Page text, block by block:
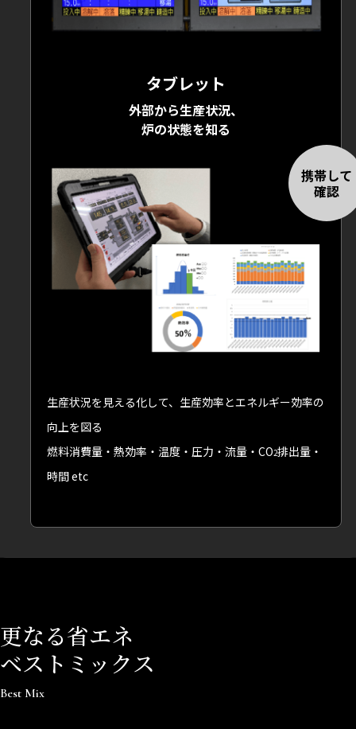
タブレット
外部から生産状況、
炉の状態を知る
携帯して
確認
生産状況を見える化して、生産効率とエネルギー効率の
向上を図る
燃料消費量・熱効率・温度・圧力・流量・CO2排出量・
時間 etc
更なる省エネ
ベストミックス
Best Mix